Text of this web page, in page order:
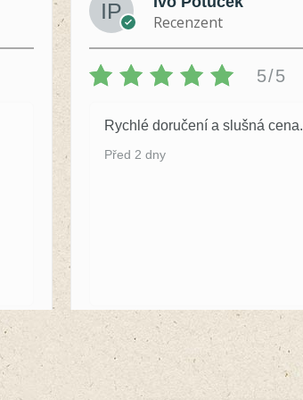
Recenzent
5/5
Rychlé doručení a slušná cena.
Před 2 dny